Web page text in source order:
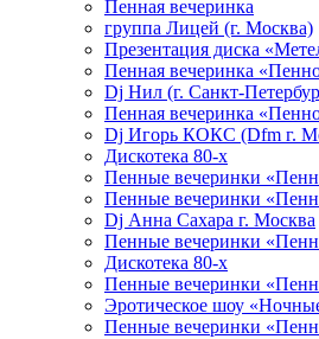
Пенная вечеринка
группа Лицей (г. Москва)
Презентация диска
Пенная вечеринка
Dj Нил (г. Санкт-
Пенная вечеринка
Dj Игорь КОКС (Dfm г.
Дискотека 80-х
Пенные вечеринки
Пенные вечеринки
Dj Анна Сахара г. Москва
Пенные вечеринки
Дискотека 80-х
Пенные вечеринки
Эротическое шоу
Пенные вечеринки